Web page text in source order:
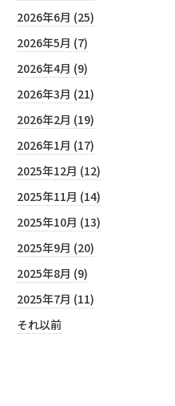
2026年6月 (25)
2026年5月 (7)
2026年4月 (9)
2026年3月 (21)
2026年2月 (19)
2026年1月 (17)
2025年12月 (12)
2025年11月 (14)
2025年10月 (13)
2025年9月 (20)
2025年8月 (9)
2025年7月 (11)
それ以前